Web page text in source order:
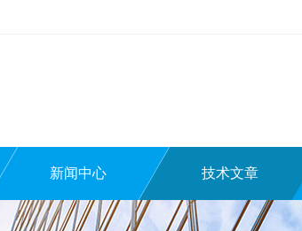
新闻中心 技术文章